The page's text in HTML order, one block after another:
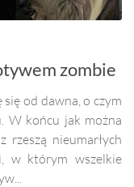
zombie
od dawna, o czym
W końcu jak można
rzeszą nieumarłych
w którym wszelkie